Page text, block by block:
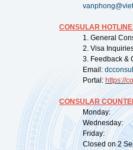
CONSULAR
1. General
2. Visa
3. Feedback &
Email:
Portal: https://
CONSULAR
Monday:
Wednesday:
Friday:
Closed on 2